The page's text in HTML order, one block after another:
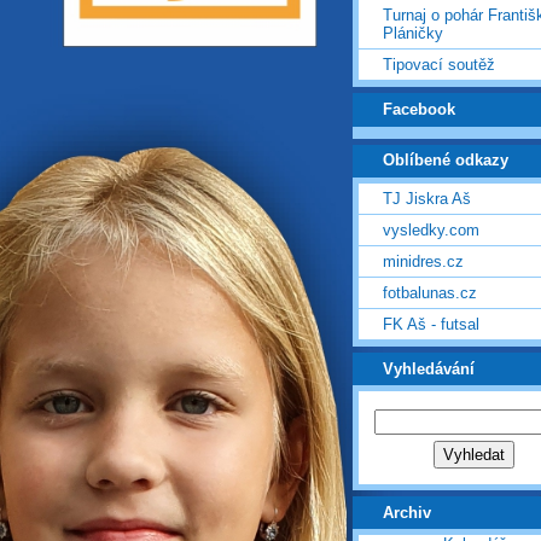
Turnaj o pohár
Pláničky
Tipovací soutěž
Facebook
Oblíbené odkazy
TJ Jiskra Aš
vysledky.com
minidres.cz
fotbalunas.cz
FK Aš - futsal
Vyhledávání
Archiv